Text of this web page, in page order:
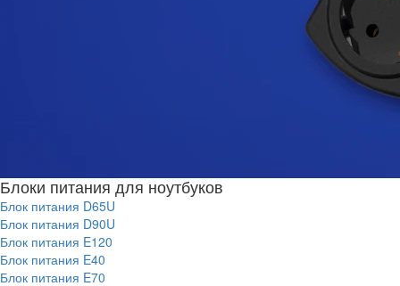
Блоки питания для ноутбуков
Блок питания D65U
Блок питания D90U
Блок питания E120
Блок питания E40
Блок питания E70